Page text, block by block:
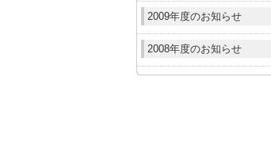
2009年度のお知らせ
2008年度のお知らせ